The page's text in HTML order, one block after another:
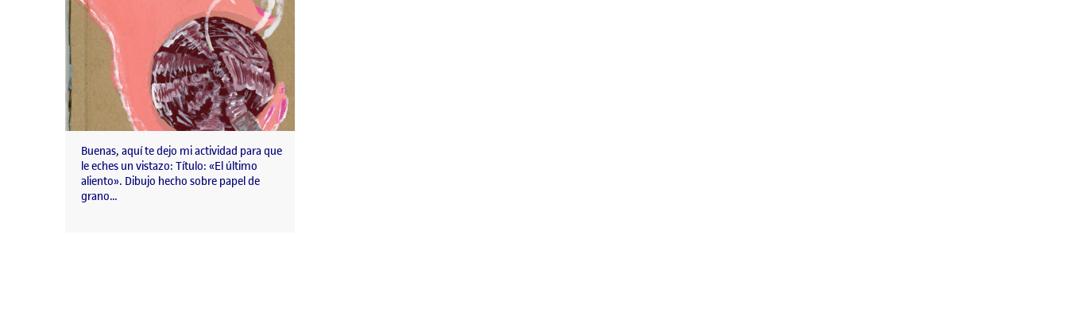
Buenas, aquí te dejo mi actividad para que
le eches un vistazo: Título: «El último
aliento». Dibujo hecho sobre papel de
grano…